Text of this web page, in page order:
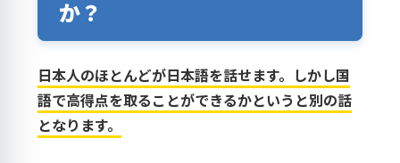
か？
日本人のほとんどが日本語を話せます。しかし国
語で高得点を取ることができるかというと別の話
となります。